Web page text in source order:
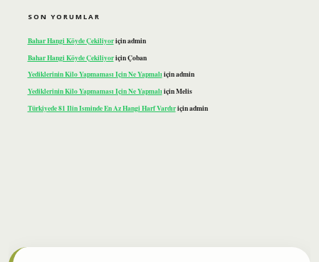
SON YORUMLAR
Bahar Hangi Köyde Çekiliyoriçinadmin
Bahar Hangi Köyde ÇekiliyoriçinÇoban
Yediklerinin Kilo Yapmaması Için Ne Yapmalıiçinadmin
Yediklerinin Kilo Yapmaması Için Ne YapmalıiçinMelis
Türkiyede 81 Ilin Isminde En Az Hangi Harf Vardıriçinadmin